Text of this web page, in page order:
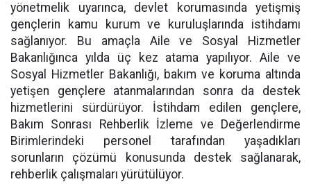
yönetmelik uyarınca, devlet korumasında yetişmiş
gençlerin kamu kurum ve kuruluşlarında istihdamı
sağlanıyor. Bu amaçla Aile ve Sosyal Hizmetler
Bakanlığınca yılda üç kez atama yapılıyor. Aile ve
Sosyal Hizmetler Bakanlığı, bakım ve koruma altında
yetişen gençlere atanmalarından sonra da destek
hizmetlerini sürdürüyor. İstihdam edilen gençlere,
Bakım Sonrası Rehberlik İzleme ve Değerlendirme
Birimlerindeki personel tarafından yaşadıkları
sorunların çözümü konusunda destek sağlanarak,
rehberlik çalışmaları yürütülüyor.